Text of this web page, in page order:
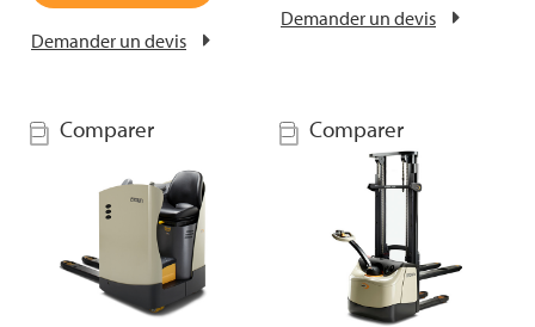
Demander un devis
Demander un devis
Comparer Comparer